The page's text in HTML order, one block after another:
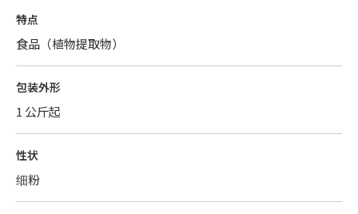
特点
食品（植物提取物）
包装外形
1 公斤起
性状
细粉